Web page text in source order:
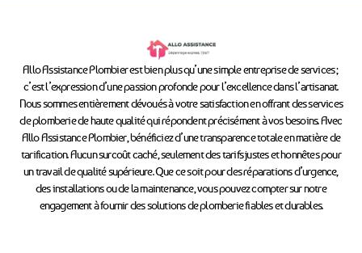
Allo Assistance Plombier est bien plus qu’une simple entreprise de services ;
c’est l’expression d’une passion profonde pour l’excellence dans l’artisanat.
Nous sommes entièrement dévoués à votre satisfaction en offrant des services
de plomberie de haute qualité qui répondent précisément à vos besoins. Avec
Allo Assistance Plombier, bénéficiez d’une transparence totale en matière de
tarification. Aucun surcoût caché, seulement des tarifs justes et honnêtes pour
un travail de qualité supérieure. Que ce soit pour des réparations d’urgence,
des installations ou de la maintenance, vous pouvez compter sur notre
engagement à fournir des solutions de plomberie fiables et durables.